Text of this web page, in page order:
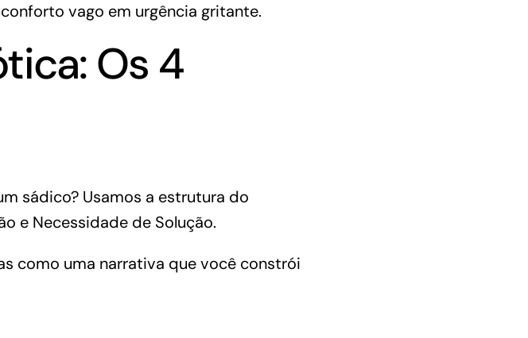
vago em urgência gritante.
Os 4
sádico? Usamos a estrutura do
e Necessidade de Solução.
como uma narrativa que você constrói